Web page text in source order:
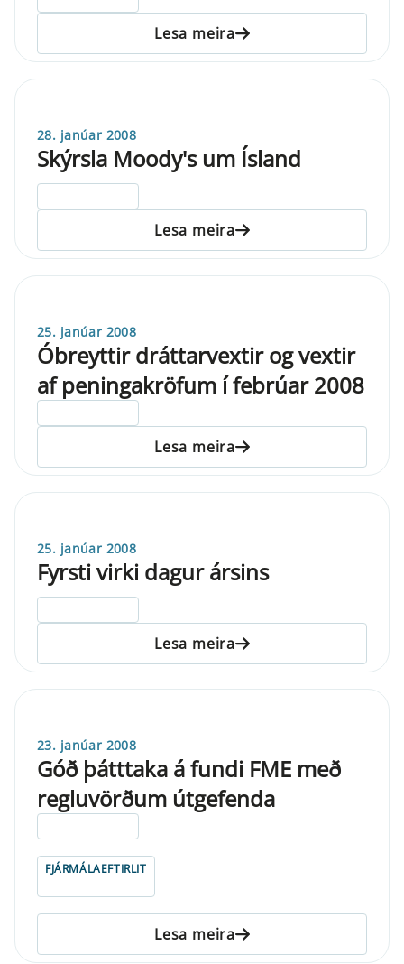
Lesa meira
28. janúar 2008
Skýrsla Moody's um Ísland
Lesa meira
25. janúar 2008
Óbreyttir dráttarvextir og vextir
af peningakröfum í febrúar 2008
Lesa meira
25. janúar 2008
Fyrsti virki dagur ársins
Lesa meira
23. janúar 2008
Góð þátttaka á fundi FME með
regluvörðum útgefenda
FJÁRMÁLAEFTIRLIT
Lesa meira